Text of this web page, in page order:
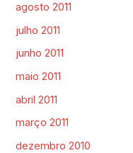
agosto 2011
julho 2011
junho 2011
maio 2011
abril 2011
março 2011
dezembro 2010